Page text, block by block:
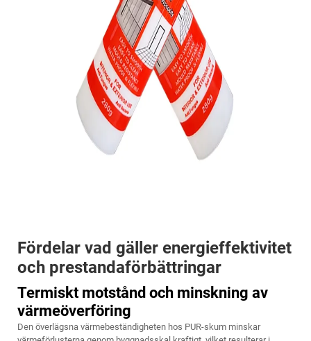
Fördelar vad gäller energieffektivitet
och prestandaförbättringar
Termiskt motstånd och minskning av
värmeöverföring
Den överlägsna värmebeständigheten hos PUR-skum minskar